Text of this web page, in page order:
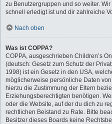
zu Benutzergruppen und so weiter.
schnell erledigt ist und dir zahlreiche
Nach oben
Was ist COPPA?
COPPA, ausgeschrieben Children’s
(deutsch: Gesetz zum Schutz der
1998) ist ein Gesetz in den USA,
möglicherweise persönliche Daten
hierzu die Zustimmung der Eltern
Erziehungsberechtigten benötigen.
oder die Website, auf der du dich zu
rechtlichen Beistand zu Rate. Bitte
Besitzer dieses Boards keine